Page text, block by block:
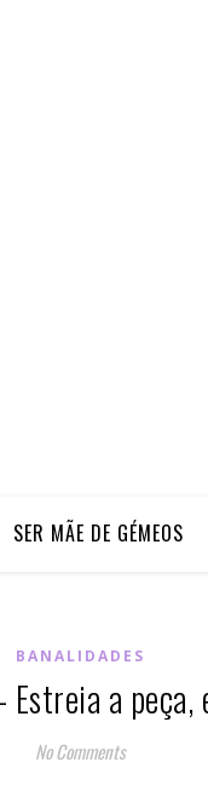
SER MÃE DE GÉMEOS
BANALIDADES
a
No Comments